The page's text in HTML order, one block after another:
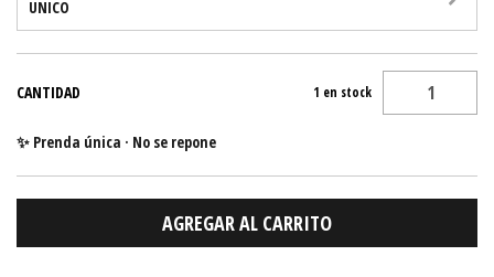
UNICO
CANTIDAD 1 en stock
✨ Prenda única · No se repone